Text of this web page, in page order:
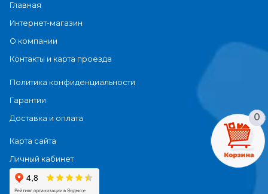
0
Главная
Интернет-магазин
О компании
Контакты и карта проезда
Политика конфиденциальности
Гарантии
Доставка и оплата
Карта сайта
Личный кабинет